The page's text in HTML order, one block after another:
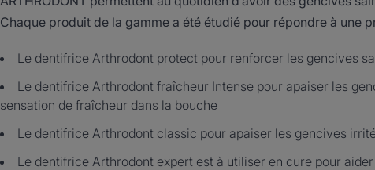
Chaque produit de la gamme a été étudié pour répondre à une
Le dentifrice Arthrodont protect pour renforcer les gencives
Le dentifrice Arthrodont fraîcheur Intense pour apaiser les
sensation de fraîcheur dans la bouche
Le dentifrice Arthrodont classic pour apaiser les gencives
Le dentifrice Arthrodont expert est à utiliser en cure pour